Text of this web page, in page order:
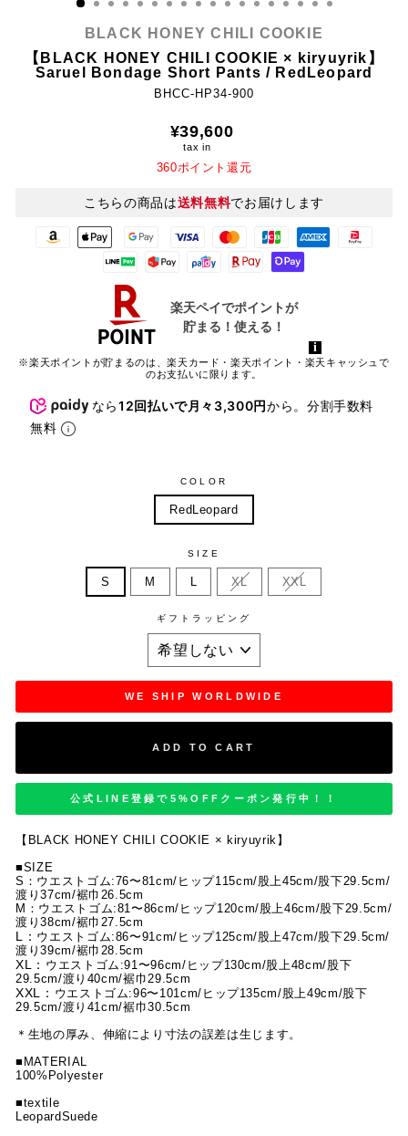
BLACK HONEY CHILI COOKIE
【BLACK HONEY CHILI COOKIE × kiryuyrik】
Saruel Bondage Short Pants / RedLeopard
BHCC-HP34-900
Regular
price
¥39,600
tax in
360ポイント還元
こちらの商品は送料無料でお届けします
※楽天ポイントが貯まるのは、楽天カード・楽天ポイント・楽天キャッシュで
のお支払いに限ります。
なら12回払いで月々3,300円から。分割手数料
無料
COLOR
RedLeopard
SIZE
S M L XL XXL
ギフトラッピング
WE SHIP WORLDWIDE
ADD TO CART
公式LINE登録で5%OFFクーポン発行中！！
【 BLACK HONEY CHILI COOKIE × kiryuyrik 】
■SIZE
S： ウエストゴム:76〜81cm/ ヒップ115cm/股上45cm/股下29.5cm/
渡り37cm/裾巾 26.5cm
M： ウエストゴム:81〜86cm/ ヒップ120cm/股上46cm/股下29.5cm/
渡り38cm/裾巾 27.5cm
L： ウエストゴム:86〜91cm/ ヒップ125cm/股上47cm/股下29.5cm/
渡り39cm/裾巾 28.5cm
XL： ウエストゴム:91〜96cm/ヒップ130cm/股上48cm/股下
29.5cm/渡り40cm/裾巾29.5cm
XXL： ウエストゴム:96〜101cm/ヒップ135cm/股上49cm/股下
29.5cm/渡り41cm/裾巾30.5cm
＊生地の厚み、伸縮により寸法の誤差は生じます。
■MATERIAL
100%Polyester
■textile
LeopardSuede